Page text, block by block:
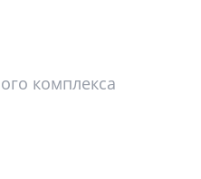
комплекса